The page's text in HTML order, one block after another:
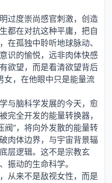
过度崇尚感官刺激，创造
都在对抗这种平庸，把自
在孤独中聆听地球脉动、
识的愉悦，远非肉体快感
欲望，而是看清欲望背后
，在他眼中只是能量流
与脑科学发展的今天，愈
完全开发的能量转换器，
阀”，将向外发散的能量转
肉体边界，与宇宙背景辐
层逻辑。这不是宗教玄
振动的生命科学。
从来不是敌视女性，而是